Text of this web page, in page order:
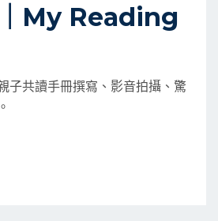
My Reading
子共讀手冊撰寫、影音拍攝、驚